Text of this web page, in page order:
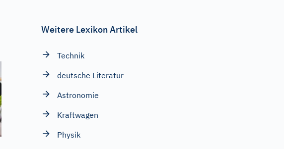
Weitere Lexikon Artikel
Technik
deutsche Literatur
Astronomie
Kraftwagen
Physik